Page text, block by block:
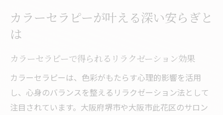
カラーセラピーが叶える深い安らぎと
は
カラーセラピーで得られるリラクゼーション効果
カラーセラピーは、色彩がもたらす心理的影響を活用
し、心身のバランスを整えるリラクゼーション法として
注目されています。大阪府堺市や大阪市此花区のサロン